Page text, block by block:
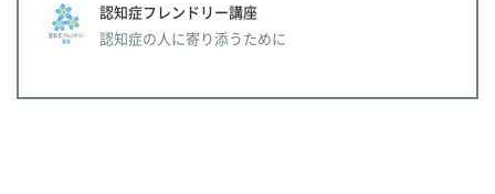
認知症フレンドリー講座
認知症の人に寄り添うために